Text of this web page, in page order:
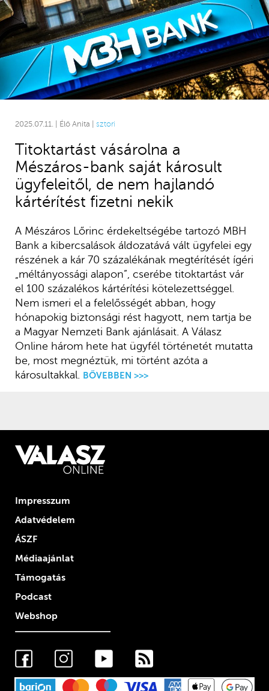
2025.07.11. | Élő Anita | sztori
Titoktartást vásárolna a
Mészáros-bank saját károsult
ügyfeleitől, de nem hajlandó
kártérítést fizetni nekik
A Mészáros Lőrinc érdekeltségébe tartozó MBH
Bank a kibercsalások áldozatává vált ügyfelei egy
részének a kár 70 százalékának megtérítését ígéri
„méltányossági alapon”, cserébe titoktartást vár
el 100 százalékos kártérítési kötelezettséggel.
Nem ismeri el a felelősségét abban, hogy
hónapokig biztonsági rést hagyott, nem tartja be
a Magyar Nemzeti Bank ajánlásait. A Válasz
Online három hete hat ügyfél történetét mutatta
be, most megnéztük, mi történt azóta a
károsultakkal. BŐVEBBEN >>>
Impresszum
Adatvédelem
ÁSZF
Médiaajánlat
Támogatás
Podcast
Webshop